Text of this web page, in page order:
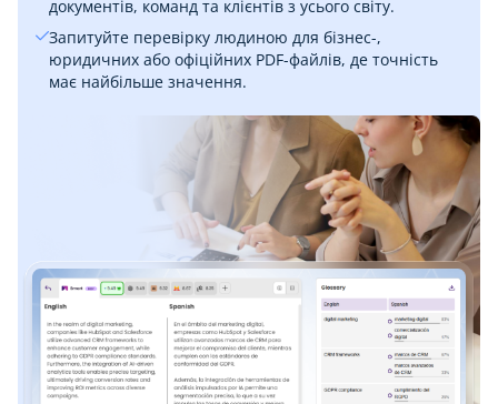
документів, команд та клієнтів з усього світу.
Запитуйте перевірку людиною для бізнес-,
юридичних або офіційних PDF-файлів, де точність
має найбільше значення.